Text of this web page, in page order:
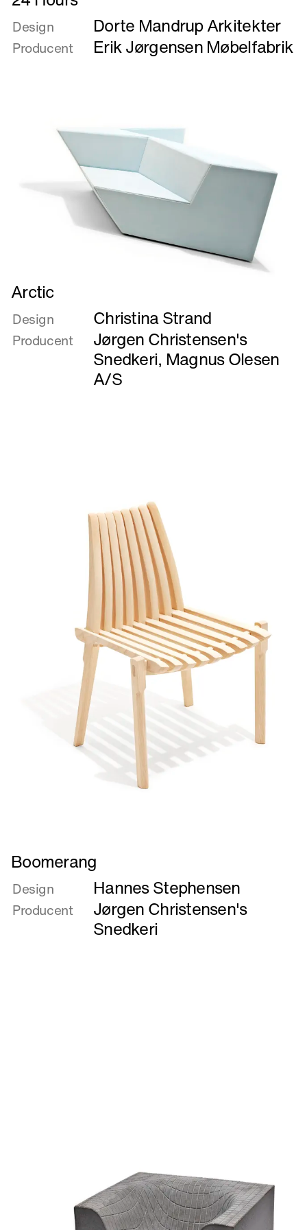
mere
om
24
Hours
Design Dorte Mandrup Arkitekter
Producent Erik Jørgensen Møbelfabrik
Læs
mere
om
Arctic
Arctic
Design Christina Strand
Producent
Jørgen Christensen's
Snedkeri, Magnus Olesen
A/S
Læs
mere
om
Boomerang
Boomerang
Design Hannes Stephensen
Producent
Jørgen Christensen's
Snedkeri